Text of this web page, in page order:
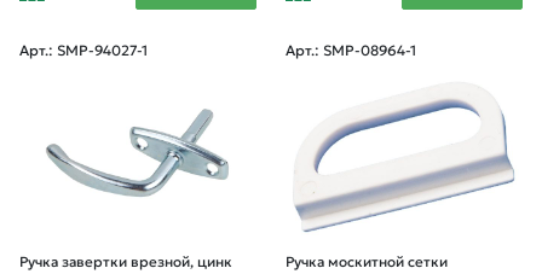
Арт.: SMP-94027-1
Ручка завертки врезной, цинк
Арт.: SMP-08964-1
Ручка москитной сетки